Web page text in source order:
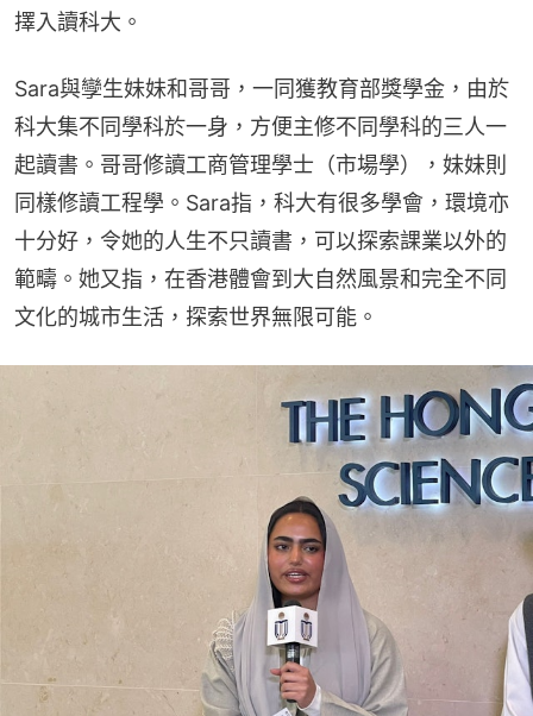
擇入讀科大。
Sara與孿生妹妹和哥哥，一同獲教育部獎學金，由於
科大集不同學科於一身，方便主修不同學科的三人一
起讀書。哥哥修讀工商管理學士（市場學），妹妹則
同樣修讀工程學。Sara指，科大有很多學會，環境亦
十分好，令她的人生不只讀書，可以探索課業以外的
範疇。她又指，在香港體會到大自然風景和完全不同
文化的城市生活，探索世界無限可能。